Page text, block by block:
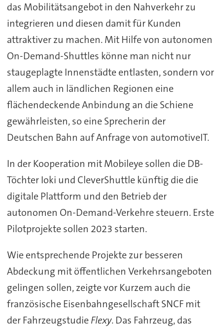
das Mobilitätsangebot in den Nahverkehr zu
integrieren und diesen damit für Kunden
attraktiver zu machen. Mit Hilfe von autonomen
On-Demand-Shuttles könne man nicht nur
staugeplagte Innenstädte entlasten, sondern vor
allem auch in ländlichen Regionen eine
flächendeckende Anbindung an die Schiene
gewährleisten, so eine Sprecherin der
Deutschen Bahn auf Anfrage von automotiveIT.
In der Kooperation mit Mobileye sollen die DB-
Töchter Ioki und CleverShuttle künftig die die
digitale Plattform und den Betrieb der
autonomen On-Demand-Verkehre steuern. Erste
Pilotprojekte sollen 2023 starten.
Wie entsprechende Projekte zur besseren
Abdeckung mit öffentlichen Verkehrsangeboten
gelingen sollen, zeigte vor Kurzem auch die
französische Eisenbahngesellschaft SNCF mit
der Fahrzeugstudie Flexy. Das Fahrzeug, das